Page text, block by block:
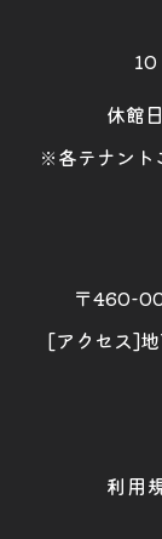
休館
※各テナント
〒460-
[アクセス]
利用